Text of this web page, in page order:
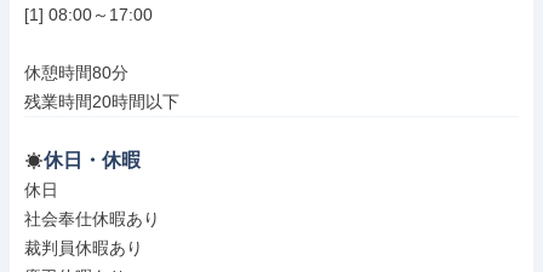
[1] 08:00～17:00
休憩時間80分
残業時間20時間以下
休日・休暇
休日
社会奉仕休暇あり
裁判員休暇あり